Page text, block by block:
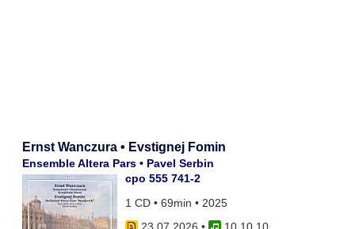
Ernst Wanczura • Evstignej Fomin
Ensemble Altera Pars • Pavel Serbin
cpo 555 741-2
1 CD • 69min • 2025